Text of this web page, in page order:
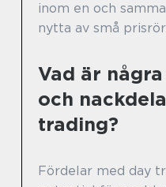
inom en och
nytta av små
Vad är
och
trading?
Fördelar med day